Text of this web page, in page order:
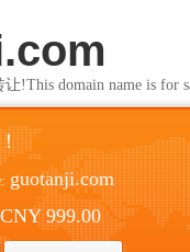
!This domain name is for
guotanji.com
CNY 999.00